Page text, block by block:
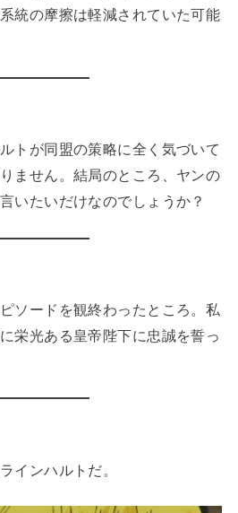
統の摩擦は軽減されていた可能
トが同盟の策略に全く気づいて
ません。結局のところ、ヤンの
いたいだけなのでしょうか？
ソードを観終わったところ。私
栄光ある皇帝陛下に忠誠を誓っ
インハルトだ。